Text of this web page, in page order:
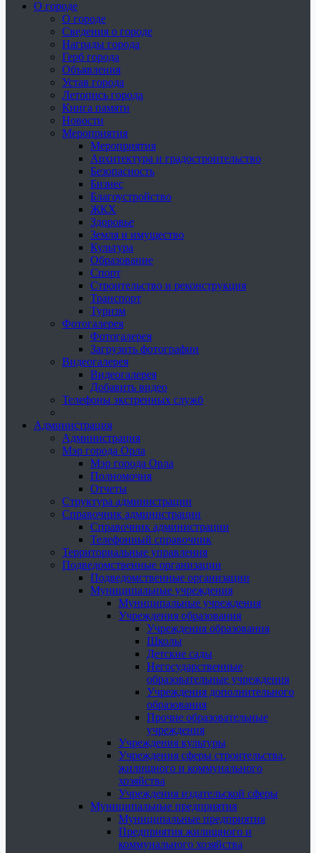
О городе
О городе
Сведения о городе
Награды города
Герб города
Объявления
Устав города
Летопись города
Книга памяти
Новости
Мероприятия
Мероприятия
Архитектура и градостроительство
Безопасность
Бизнес
Благоустройство
ЖКХ
Здоровье
Земля и имущество
Культура
Образование
Спорт
Строительство и реконструкция
Транспорт
Туризм
Фотогалерея
Фотогалерея
Загрузить фотографии
Видеогалерея
Видеогалерея
Добавить видео
Телефоны экстренных служб
Администрация
Администрация
Мэр города Орла
Мэр города Орла
Полномочия
Отчеты
Структура администрации
Справочник администрации
Справочник администрации
Телефонный справочник
Территориальные управления
Подведомственные организации
Подведомственные организации
Муниципальные учреждения
Муниципальные учреждения
Учреждения образования
Учреждения образования
Школы
Детские сады
Негосударственные
образовательные учреждения
Учреждения дополнительного
образования
Прочие образовательные
учреждения
Учреждения культуры
Учреждения сферы строительства,
жилищного и коммунального
хозяйства
Учреждения издательской сферы
Муниципальные предприятия
Муниципальные предприятия
Предприятия жилищного и
коммунального хозяйства